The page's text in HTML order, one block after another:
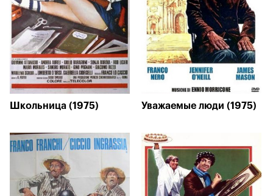
Школьница (1975) Уважаемые люди (1975)